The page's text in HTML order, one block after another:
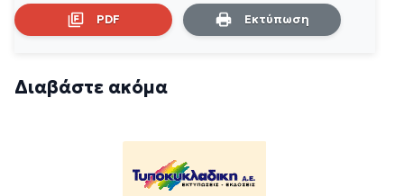
PDF Εκτύπωση
Διαβάστε ακόμα